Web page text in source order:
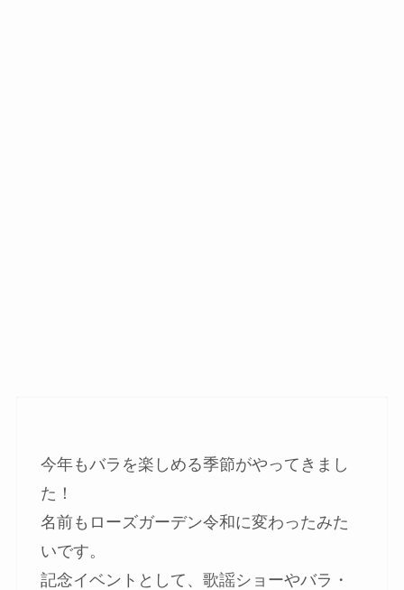
今年もバラを楽しめる季節がやってきまし
た！
名前もローズガーデン令和に変わったみた
いです。
記念イベントとして、歌謡ショーやバラ・